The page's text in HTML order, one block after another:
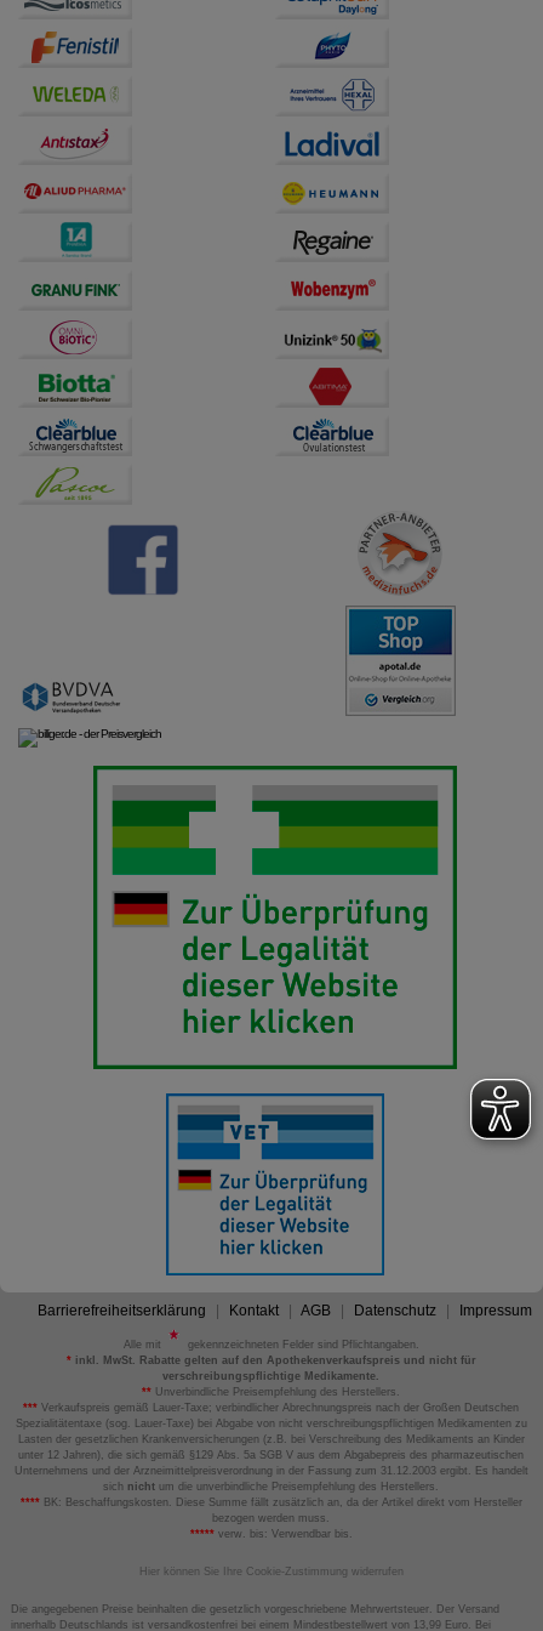
auf unserer Website aber auch die Werbung auf
Drittseiten möglichst relevant für Sie zu gestalten.
Bitte beachten Sie, dass Daten hierfür teilweise an
Dritte wie z.B. Google oder soziale Medien
übertragen werden.
Barrierefreiheitserklärung Kontakt AGB Datenschutz Impressum
Alle mit
gekennzeichneten Felder sind Pflichtangaben.
*inkl. MwSt. Rabatte gelten auf den Apothekenverkaufspreis und nicht für
verschreibungspflichtige Medikamente.
** Unverbindliche Preisempfehlung des Herstellers.
*** Verkaufspreis gemäß Lauer-Taxe; verbindlicher Abrechnungspreis nach der Großen Deutschen
Spezialitätentaxe (sog. Lauer-Taxe) bei Abgabe von nicht verschreibungspflichtigen Medikamenten zu
Lasten der gesetzlichen Krankenversicherungen (z.B. bei Verschreibung des Medikaments an Kinder
unter 12 Jahren), die sich gemäß §129 Abs. 5a SGB V aus dem Abgabepreis des pharmazeutischen
Unternehmens und der Arzneimittelpreisverordnung in der Fassung zum 31.12.2003 ergibt. Es handelt
sich nicht um die unverbindliche Preisempfehlung des Herstellers.
****BK: Beschaffungskosten. Diese Summe fällt zusätzlich an, da der Artikel direkt vom Hersteller
bezogen werden muss.
*****verw. bis: Verwendbar bis.
Hier können Sie Ihre Cookie-Zustimmung widerrufen
Die angegebenen Preise beinhalten die gesetzlich vorgeschriebene Mehrwertsteuer. Der Versand
innerhalb Deutschlands ist versandkostenfrei bei einem Mindestbestellwert von 13,99 Euro. Bei